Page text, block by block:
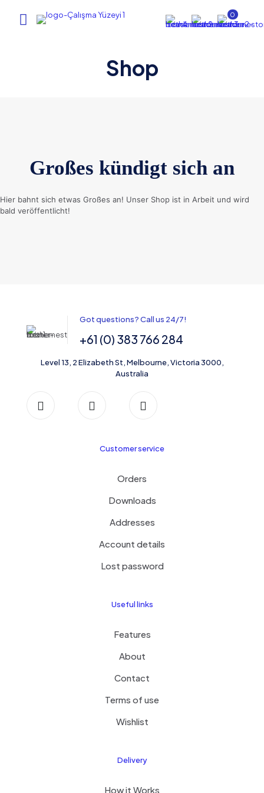
0
Shop
Großes kündigt sich an
Hier bahnt sich etwas Großes an! Unser Shop ist in Arbeit und wird
bald veröffentlicht!
Got questions? Call us 24/7!
+61 (0) 383 766 284
Level 13, 2 Elizabeth St, Melbourne, Victoria 3000,
Australia
Customer service
Orders
Downloads
Addresses
Account details
Lost password
Useful links
Features
About
Contact
Terms of use
Wishlist
Delivery
How it Works